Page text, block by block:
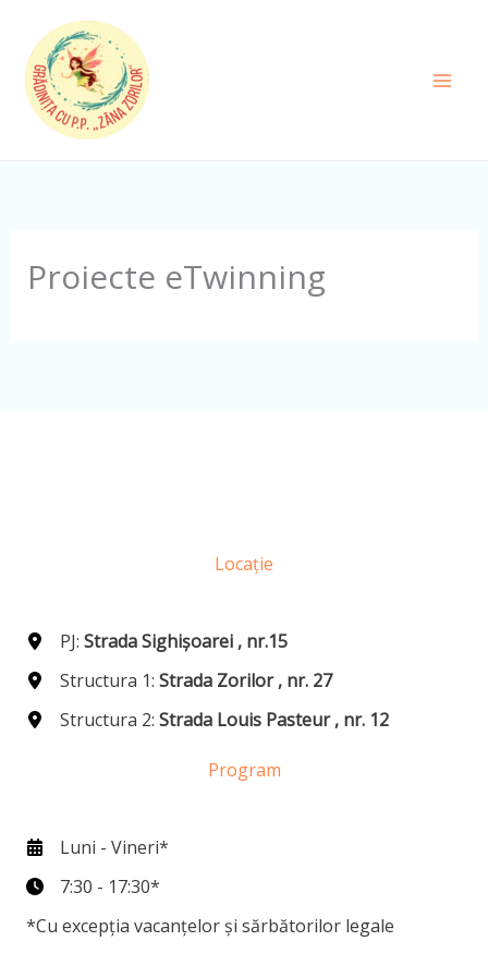
content
Proiecte eTwinning
Locație
PJ: Strada Sighișoarei , nr.15
Structura 1: Strada Zorilor , nr. 27
Structura 2: Strada Louis Pasteur , nr. 12
Program
Luni - Vineri*
7:30 - 17:30*
*Cu excepția vacanțelor și sărbătorilor legale